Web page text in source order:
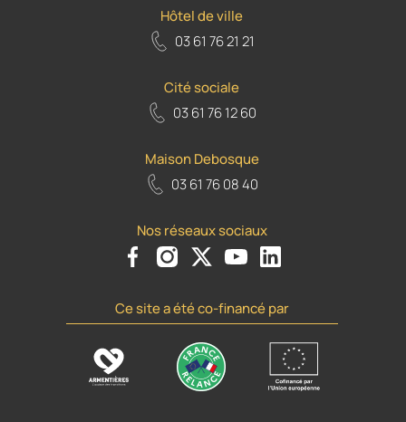
Hôtel de ville
03 61 76 21 21
Cité sociale
03 61 76 12 60
Maison Debosque
03 61 76 08 40
Nos réseaux sociaux
Voir le compte Facebook de la Ville
Voir le compte Instagram de la Ville
Voir le compte Twiiter de la Ville
Voir le compte Youtube de
Voir le compte Flickr
Ce site a été co-financé par